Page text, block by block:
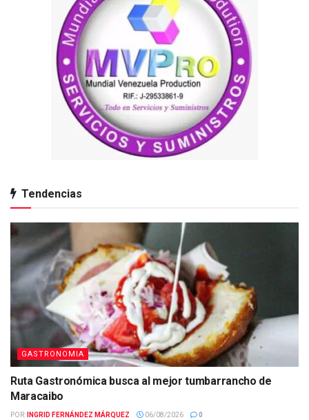
Tendencias
GASTRONOMIA
Ruta Gastronómica busca al mejor tumbarrancho de
Maracaibo
POR: INGRID FERNÁNDEZ MÁRQUEZ 06/08/2026 0